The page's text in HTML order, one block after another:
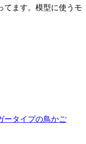
てます。模型に使うモ
ータイプの鳥かご